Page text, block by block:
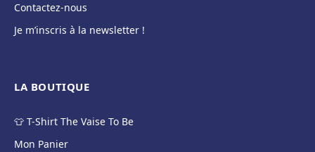
Contactez-nous
Je m’inscris à la newsletter !
LA BOUTIQUE
👕 T-Shirt The Vaise To Be
Mon Panier